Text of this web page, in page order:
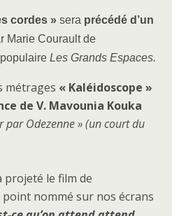
cordes » sera précédé d’un
Marie Courault de
populaire Les Grands Espaces.
métrages « Kaléidoscope »
de V. Mavounia Kouka
par Odezenne » (un court du
projeté le film de
nommé sur nos écrans